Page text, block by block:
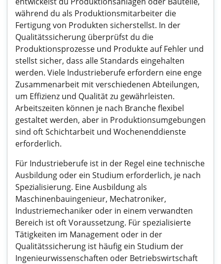
während du als Produktionsmitarbeiter die
Fertigung von Produkten sicherstellst. In der
Qualitätssicherung überprüfst du die
Produktionsprozesse und Produkte auf Fehler und
stellst sicher, dass alle Standards eingehalten
werden. Viele Industrieberufe erfordern eine enge
Zusammenarbeit mit verschiedenen Abteilungen,
um Effizienz und Qualität zu gewährleisten.
Arbeitszeiten können je nach Branche flexibel
gestaltet werden, aber in Produktionsumgebungen
sind oft Schichtarbeit und Wochenenddienste
erforderlich.
Für Industrieberufe ist in der Regel eine technische
Ausbildung oder ein Studium erforderlich, je nach
Spezialisierung. Eine Ausbildung als
Maschinenbauingenieur, Mechatroniker,
Industriemechaniker oder in einem verwandten
Bereich ist oft Voraussetzung. Für spezialisierte
Tätigkeiten im Management oder in der
Qualitätssicherung ist häufig ein Studium der
Ingenieurwissenschaften oder Betriebswirtschaft